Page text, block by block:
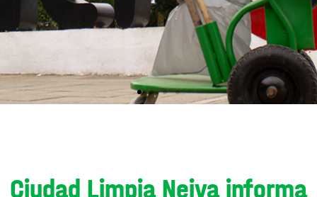
Ciudad Limpia Neiva informa